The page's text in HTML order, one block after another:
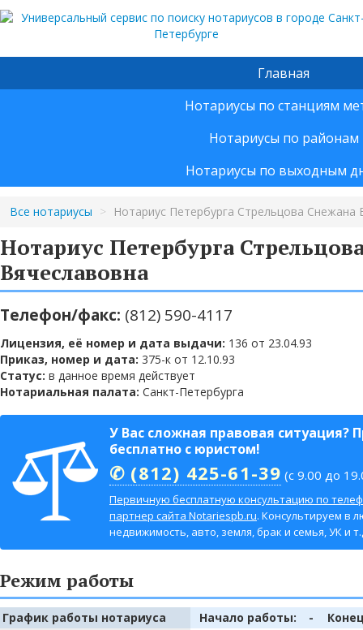
Главная
Нотариусы по станциям
Нотариусы по районам
Нотариусы по выходным
Все нотариусы > Нотариус Петербурга Стрельцова Снежана
Нотариус Петербурга
Вячеславовна
Телефон/факс: (812) 590-4117
Лицензия, её номер и дата выдачи: 136 от 23.04.93
Приказ, номер и дата: 375-к от 12.10.93
Статус: в данное время действует
Нотариальная палата: Санкт-Петербурга
У Вас сложная правовая ситуация?
бесплатно с юристом!
✆ (812) 425-61-39 (с 9.00 до
Первичную бесплатную консультацию по
партнер сайта Notariespb.ru. Консультируем в
недвижимость, авто, земля, брак и семья, УК и
Режим работы
График работы нотариуса Начало работы: -